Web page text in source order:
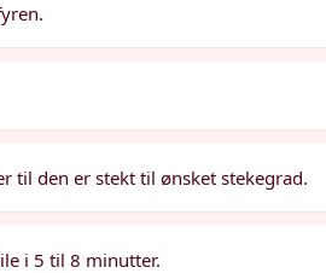
til den er stekt til ønsket stekegrad.
i 5 til 8 minutter.